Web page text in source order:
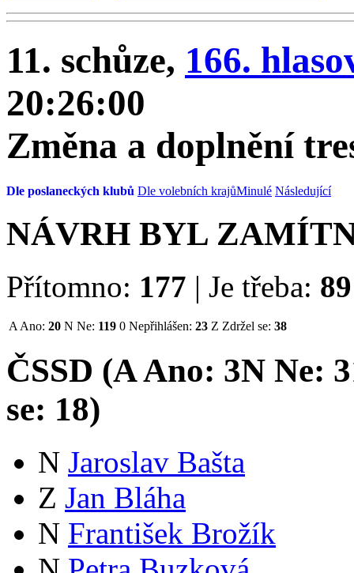
11. schůze, 166.
20:26:00
Změna a doplnění
Dle poslaneckých klubů Dle volebních krajůMinulé Následující
NÁVRH BYL
Přítomno: 177 | Je třeba: 89
A Ano: 20 N Ne: 119 0 Nepřihlášen: 23 Z Zdržel se: 38
ČSSD (AAno: 3N Ne:
se: 18)
N Jaroslav Bašta
Z Jan Bláha
N František Brožík